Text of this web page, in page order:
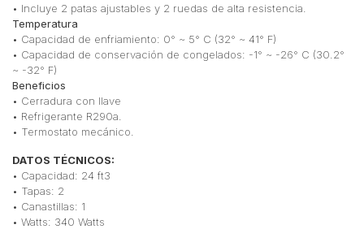
• Incluye 2 patas ajustables y 2 ruedas de alta resistencia.
Temperatura
• Capacidad de enfriamiento: 0° ~ 5° C (32° ~ 41° F)
• Capacidad de conservación de congelados: -1° ~ -26° C (30.2°
~ -32° F)
Beneficios
• Cerradura con llave
• Refrigerante R290a.
• Termostato mecánico.
DATOS TÉCNICOS:
• Capacidad: 24 ft3
• Tapas: 2
• Canastillas: 1
• Watts: 340 Watts